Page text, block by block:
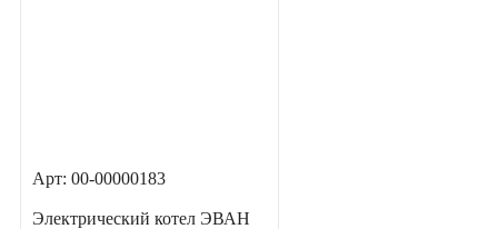
Арт: 00-00000183
Электрический котел ЭВАН